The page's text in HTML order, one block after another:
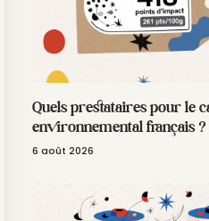
Quels prestataires pour le
environnemental français ?
6 août 2026